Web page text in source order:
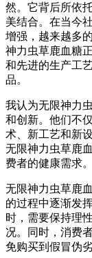
然。它背后所依
美结合。在当今
增强，越来越多
神力虫草鹿血糖
和先进的生产工
品。
我认为无限神力
和创新。他们不
术、新工艺和新
无限神力虫草鹿
费者的健康需求。
无限神力虫草鹿
的过程中逐渐发
时，需要保持理
况。同时，消费
免购买到假冒伪劣